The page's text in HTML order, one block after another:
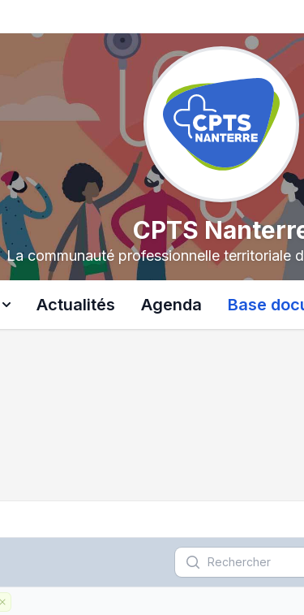
CPTS
La communauté professionnelle territoriale
Actualités Agenda Base
Rechercher
Supprimer le filtre